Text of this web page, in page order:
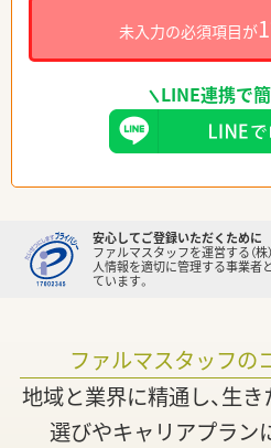
未入力の必須項目が
LINE連携で簡
安心してご登録いただくために
ファルマスタッフを運営する（
人情報を適切に管理する事業者
ています。
ファルマスタッフの
地域と業界に精通し、生
選びやキャリアプラン